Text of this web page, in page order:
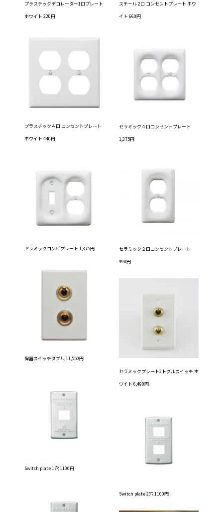
プラスチックデコレーター1口プレート
ホワイト 220円
スチール 2口 コンセントプレート ホワ
イト 660円
プラスチック４口 コンセントプレート
ホワイト 440円
セラミック４口コンセントプレート
1,375円
セラミックコンビプレート 1,375円
セラミック２口コンセントプレート
990円
陶器スイッチダブル 11,550円
セラミックプレート2トグルスイッチ ホ
ワイト 6,490円
Switch plate 1穴 1100円
Switch plate 2穴 1100円